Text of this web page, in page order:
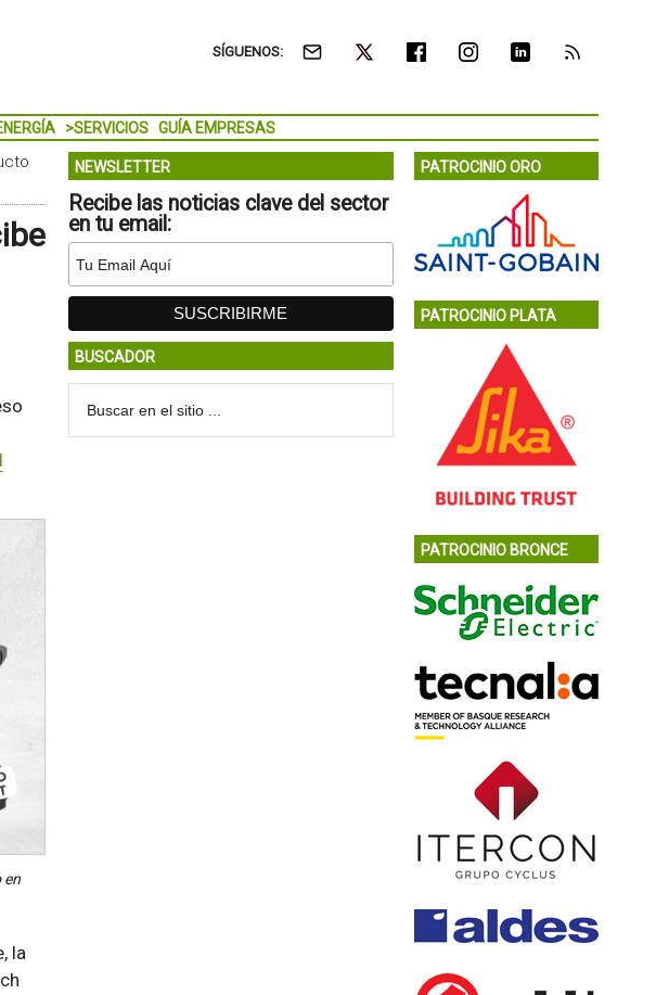
SÍGUENOS:
>SERVICIOS GUÍA EMPRESAS
en
la
NEWSLETTER
Recibe las noticias clave del sector
en tu email:
BUSCADOR
PATROCINIO ORO
PATROCINIO PLATA
PATROCINIO BRONCE